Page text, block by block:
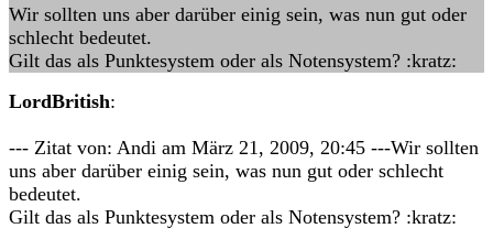
Wir sollten uns aber darüber einig sein, was nun gut oder
schlecht bedeutet.
Gilt das als Punktesystem oder als Notensystem? :kratz:
LordBritish:
--- Zitat von: Andi am März 21, 2009, 20:45 ---Wir sollten
uns aber darüber einig sein, was nun gut oder schlecht
bedeutet.
Gilt das als Punktesystem oder als Notensystem? :kratz: